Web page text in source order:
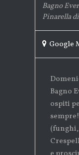
Bagno
Pinarella
Google
Bagno
ospiti